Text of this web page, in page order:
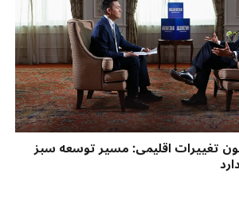
تغییرات اقلیمی: مسیر توسعه سبز